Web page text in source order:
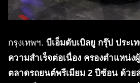
กรุงเทพฯ. บีเอ็มดับเบิลยู กรุ๊ป ประเ
ความสำเร็จต่อเนื่อง ครองตำแหน่
ตลาดรถยนต์พรีเมียม 2 ปีซ้อน ด้วย